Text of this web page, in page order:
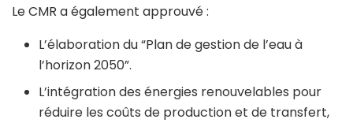
Le CMR a également approuvé :
L’élaboration du “Plan de gestion de l’eau à
l’horizon 2050”.
L’intégration des énergies renouvelables pour
réduire les coûts de production et de transfert,